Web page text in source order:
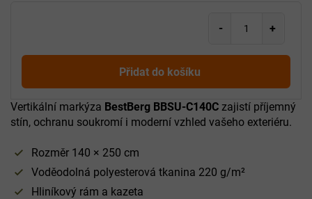
Přidat do košíku
Vertikální markýza BestBerg BBSU-C140C zajistí příjemný
stín, ochranu soukromí i moderní vzhled vašeho exteriéru.
Rozměr 140 × 250 cm
Voděodolná polyesterová tkanina 220 g/m²
Hliníkový rám a kazeta